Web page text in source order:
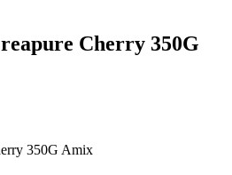
Cherry 350G
350G Amix